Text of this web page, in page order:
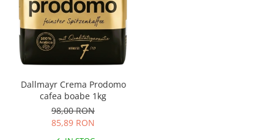
Dallmayr Crema Prodomo
cafea boabe 1kg
98,00 RON
85,89 RON